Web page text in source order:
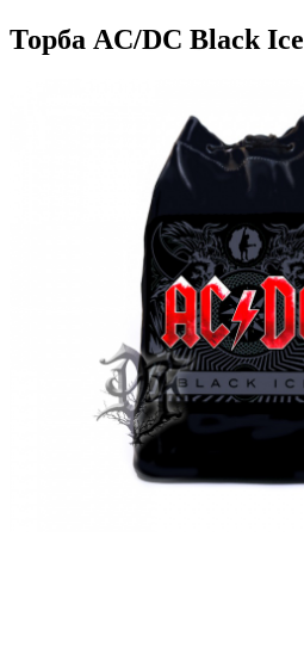
Торба AC/DC Black Ice